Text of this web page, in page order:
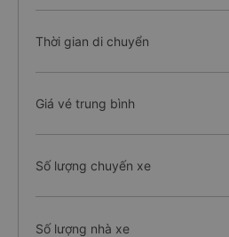
Thời gian di chuyển
Giá vé trung bình
Số lượng chuyến xe
Số lượng nhà xe